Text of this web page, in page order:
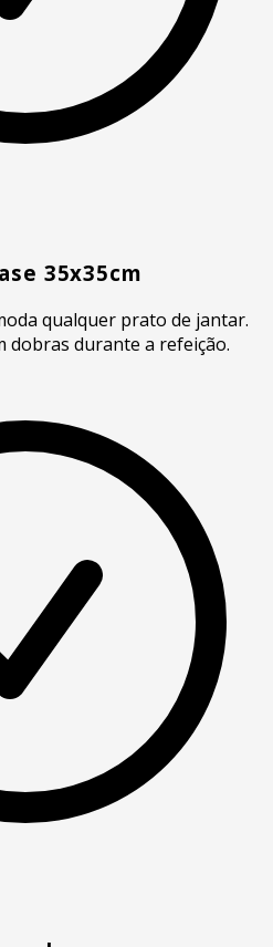
35x35cm
qualquer prato de jantar.
dobras durante a refeição.